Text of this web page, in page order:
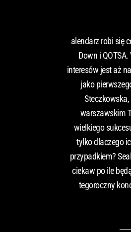
alendarz robi się
Down i
interesów jest aż
jako
warszawskim
wielkiego
tylko dlaczego
przypadkiem?
ciekaw po ile
tegoroczny